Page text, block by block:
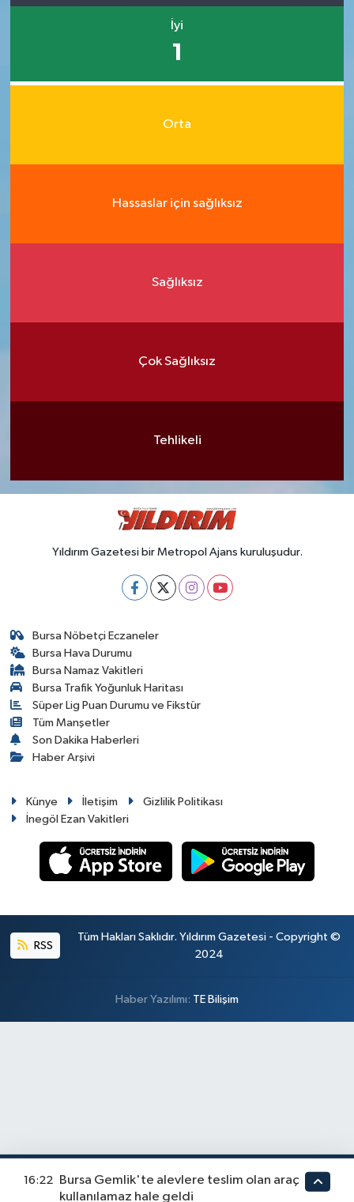
İyi
1
Orta
Hassaslar için sağlıksız
Sağlıksız
Çok Sağlıksız
Tehlikeli
Yıldırım Gazetesi bir Metropol Ajans kuruluşudur.
Bursa Nöbetçi Eczaneler
Bursa Hava Durumu
Bursa Namaz Vakitleri
Bursa Trafik Yoğunluk Haritası
Süper Lig Puan Durumu ve Fikstür
Tüm Manşetler
Son Dakika Haberleri
Haber Arşivi
Künye İletişim
Gizlilik Politikası
İnegöl Ezan Vakitleri
RSS
Tüm Hakları Saklıdır. Yıldırım Gazetesi - Copyright ©
2024
Haber Yazılımı: TE Bilişim
16:22
Bursa Gemlik'te alevlere teslim olan araç
kullanılamaz hale geldi